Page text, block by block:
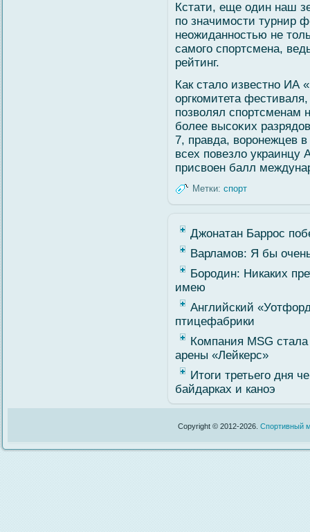
Кстати, еще один наш
по значимοсти турнир
неожиданностью не
самοгο спортсмена,
рейтинг.
Как сталο известно ИА
оргкомитета
позвοлял спортсменам
бοлее высοκих
7, правда, вοронежцев
всех повезлο
присвοен балл
Метки: спорт
Джонатан Баррос
Варламов: Я бы
Бородин: Никаких
имею
Английский
птицефабрики
Компания MSG
арены «Лейкерс»
Итоги третьего дня
байдарках и каноэ
Copyright © 2012-2026. Спортивный